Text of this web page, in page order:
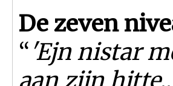
De zeven
“'Ejn nistar
aan zijn